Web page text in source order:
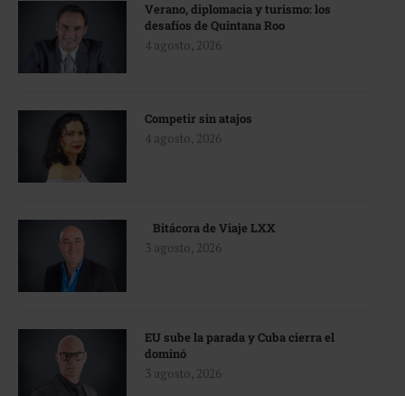
Verano, diplomacia y turismo: los
desafíos de Quintana Roo
4 agosto, 2026
Competir sin atajos
4 agosto, 2026
Bitácora de Viaje LXX
3 agosto, 2026
EU sube la parada y Cuba cierra el
dominó
3 agosto, 2026